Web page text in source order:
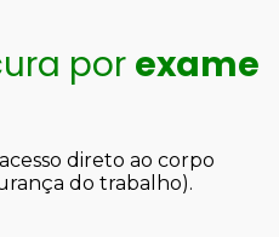
por exame
direto ao corpo
do trabalho).